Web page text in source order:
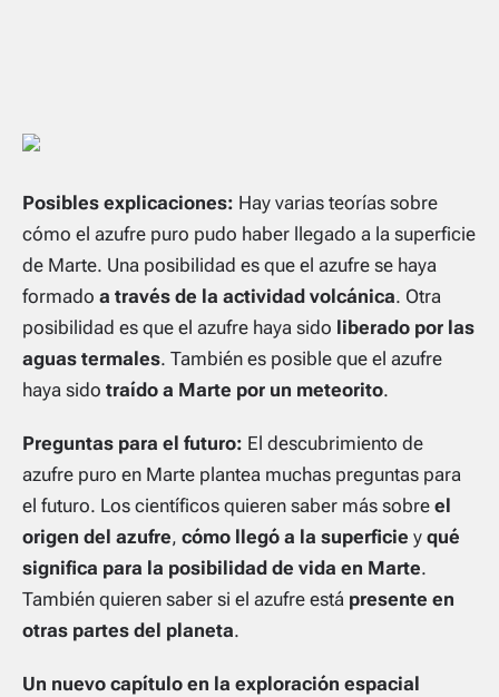
Posibles explicaciones: Hay varias teorías sobre
cómo el azufre puro pudo haber llegado a la superficie
de Marte. Una posibilidad es que el azufre se haya
formado a través de la actividad volcánica. Otra
posibilidad es que el azufre haya sido liberado por las
aguas termales. También es posible que el azufre
haya sido traído a Marte por un meteorito.
Preguntas para el futuro: El descubrimiento de
azufre puro en Marte plantea muchas preguntas para
el futuro. Los científicos quieren saber más sobre el
origen del azufre, cómo llegó a la superficie y qué
significa para la posibilidad de vida en Marte.
También quieren saber si el azufre está presente en
otras partes del planeta.
Un nuevo capítulo en la exploración espacial